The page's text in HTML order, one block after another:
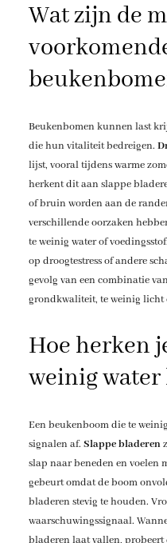
Wat zijn de
Beukenbomen kunnen last
die hun vitaliteit bedreigen.
lijst, vooral tijdens warme
herkent dit aan slappe
of bruin worden aan de
verschillende oorzaken
te weinig water of
op droogtestress of andere
gevolg van een combinatie
grondkwaliteit, te weinig licht
Hoe herken
weinig
Een beukenboom die te
signalen af. Slappe bladeren
slap naar beneden en voelen
gebeurt omdat de boom
bladeren stevig te houden.
waarschuwingssignaal.
bladeren laat vallen, probeert